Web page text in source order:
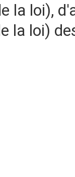
la loi),
la loi)